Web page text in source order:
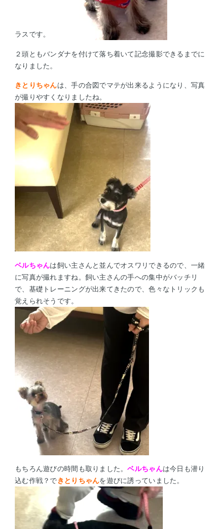
ラスです。
２頭ともバンダナを付けて落ち着いて記念撮影できるまでに
なりました。
きとりちゃんは、手の合図でマテが出来るようになり、写真
が撮りやすくなりましたね。
ベルちゃんは飼い主さんと並んでオスワリできるので、一緒
に写真が撮れますね。飼い主さんの手への集中がバッチリ
で、基礎 トレーニングが出来てきたので、色々なトリックも
覚えられそうです。
もちろん遊びの時間も取りました。ベルちゃんは今日も潜り
込む作戦？できとりちゃんを遊びに誘っていました。